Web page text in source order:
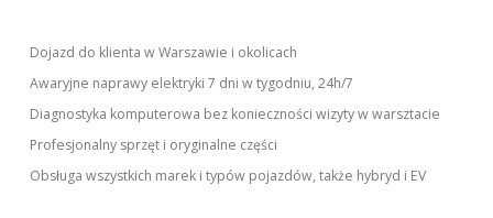
Dojazd do klienta w Warszawie i okolicach
Awaryjne naprawy elektryki 7 dni w tygodniu, 24h/7
Diagnostyka komputerowa bez konieczności wizyty w warsztacie
Profesjonalny sprzęt i oryginalne części
Obsługa wszystkich marek i typów pojazdów, także hybryd i EV